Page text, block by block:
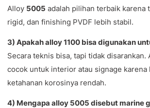
Alloy 5005 adalah pilihan terbaik karena
rigid, dan finishing PVDF lebih stabil.
3) Apakah alloy 1100 bisa digunakan
Secara teknis bisa, tapi tidak disarankan.
cocok untuk interior atau signage karena
ketahanan korosinya rendah.
4) Mengapa alloy 5005 disebut marine